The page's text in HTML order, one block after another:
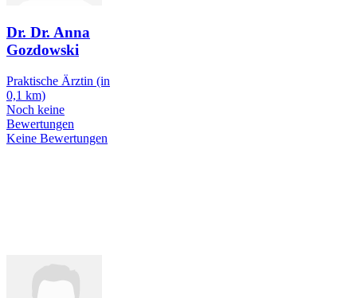
Dr. Dr. Anna
Gozdowski
Praktische Ärztin (in
0,1 km)
Noch keine
Bewertungen
Keine Bewertungen